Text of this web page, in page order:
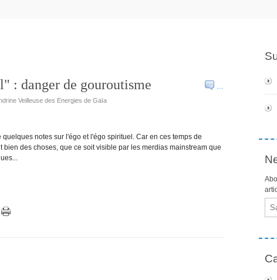
…
: danger de gouroutisme
Veilleuse des Energies de Gaïa
notes sur l'égo et l'égo spirituel. Car en ces temps de
des choses, que ce soit visible par les merdias mainstream que